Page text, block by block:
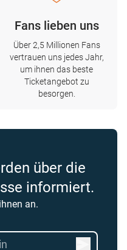
Fans lieben uns
Über 2,5 Millionen Fans
vertrauen uns jedes Jahr,
um ihnen das beste
Ticketangebot zu
besorgen.
über die
informiert.
an.